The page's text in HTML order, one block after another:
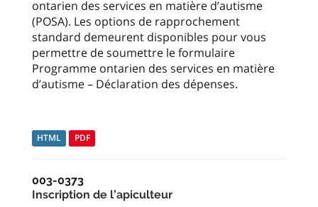
ontarien des services en matière d’autisme
(POSA). Les options de rapprochement
standard demeurent disponibles pour vous
permettre de soumettre le formulaire
Programme ontarien des services en matière
d’autisme – Déclaration des dépenses.
HTML PDF
003-0373
Inscription de l’apiculteur